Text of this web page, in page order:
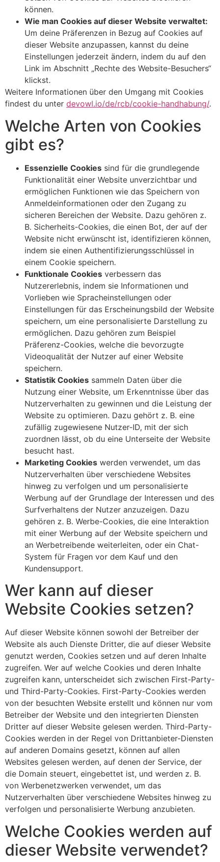
können.
Wie man Cookies auf dieser Website verwaltet:
Um deine Präferenzen in Bezug auf Cookies auf
dieser Website anzupassen, kannst du deine
Einstellungen jederzeit ändern, indem du auf den
Link im Abschnitt „Rechte des Website-Besuchers“
klickst.
Weitere Informationen über den Umgang mit Cookies
findest du unter devowl.io/de/rcb/cookie-handhabung/.
Welche Arten von Cookies
gibt es?
Essenzielle Cookies sind für die grundlegende
Funktionalität einer Website unverzichtbar und
ermöglichen Funktionen wie das Speichern von
Anmeldeinformationen oder den Zugang zu
sicheren Bereichen der Website. Dazu gehören z.
B. Sicherheits-Cookies, die einen Bot, der auf der
Website nicht erwünscht ist, identifizieren können,
indem sie einen Authentifizierungsschlüssel in
einem Cookie speichern.
Funktionale Cookies verbessern das
Nutzererlebnis, indem sie Informationen und
Vorlieben wie Spracheinstellungen oder
Einstellungen für das Erscheinungsbild der Website
speichern, um eine personalisierte Darstellung zu
ermöglichen. Dazu gehören zum Beispiel
Präferenz-Cookies, welche die bevorzugte
Videoqualität der Nutzer auf einer Website
speichern.
Statistik Cookies sammeln Daten über die
Nutzung einer Website, um Erkenntnisse über das
Nutzerverhalten zu gewinnen und die Leistung der
Website zu optimieren. Dazu gehört z. B. eine
zufällig zugewiesene Nutzer-ID, mit der sich
zuordnen lässt, ob du eine Unterseite der Website
besucht hast.
Marketing Cookies werden verwendet, um das
Nutzerverhalten über verschiedene Websites
hinweg zu verfolgen und um personalisierte
Werbung auf der Grundlage der Interessen und des
Surfverhaltens der Nutzer anzuzeigen. Dazu
gehören z. B. Werbe-Cookies, die eine Interaktion
mit einer Werbung auf der Website speichern und
an Werbetreibende weiterleiten, oder ein Chat-
System für Fragen vor dem Kauf und den
Kundensupport.
Wer kann auf dieser
Website Cookies setzen?
Auf dieser Website können sowohl der Betreiber der
Website als auch Dienste Dritter, die auf dieser Website
genutzt werden, Cookies setzen und auf deren Inhalte
zugreifen. Wer auf welche Cookies und deren Inhalte
zugreifen kann, unterscheidet sich zwischen First-Party-
und Third-Party-Cookies. First-Party-Cookies werden
von der besuchten Website erstellt und können nur vom
Betreiber der Website und den integrierten Diensten
Dritter auf dieser Website gelesen werden. Third-Party-
Cookies werden in der Regel von Drittanbieter-Diensten
auf anderen Domains gesetzt, können auf allen
Websites gelesen werden, auf denen der Service, der
die Domain steuert, eingebettet ist, und werden z. B.
von Werbenetzwerken verwendet, um das
Nutzerverhalten über verschiedene Websites hinweg zu
verfolgen und personalisierte Werbung anzubieten.
Welche Cookies werden auf
dieser Website verwendet?